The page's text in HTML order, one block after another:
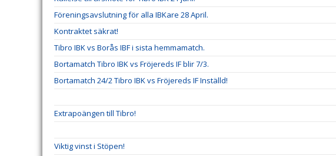
Föreningsavslutning för alla IBKare 28 April.
Kontraktet säkrat!
Tibro IBK vs Borås IBF i sista hemmamatch.
Bortamatch Tibro IBK vs Fröjereds IF blir 7/3.
Bortamatch 24/2 Tibro IBK vs Fröjereds IF Inställd!
Extrapoängen till Tibro!
Viktig vinst i Stöpen!